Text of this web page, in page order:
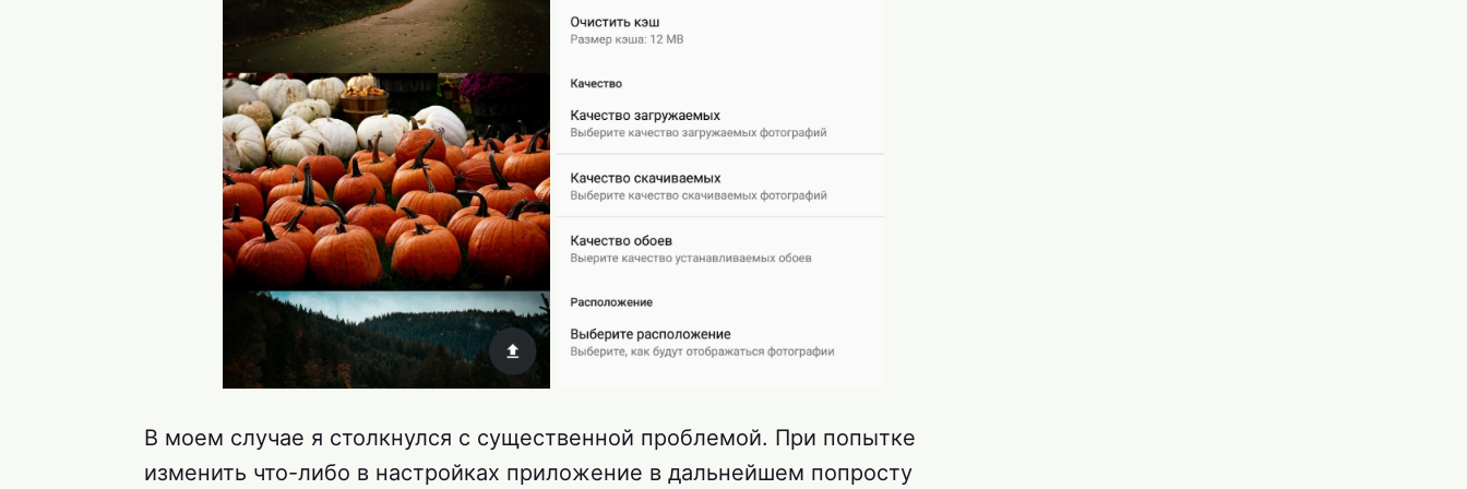
В моем случае я столкнулся с существенной проблемой. При попытке
изменить что-либо в настройках приложение в дальнейшем попросту